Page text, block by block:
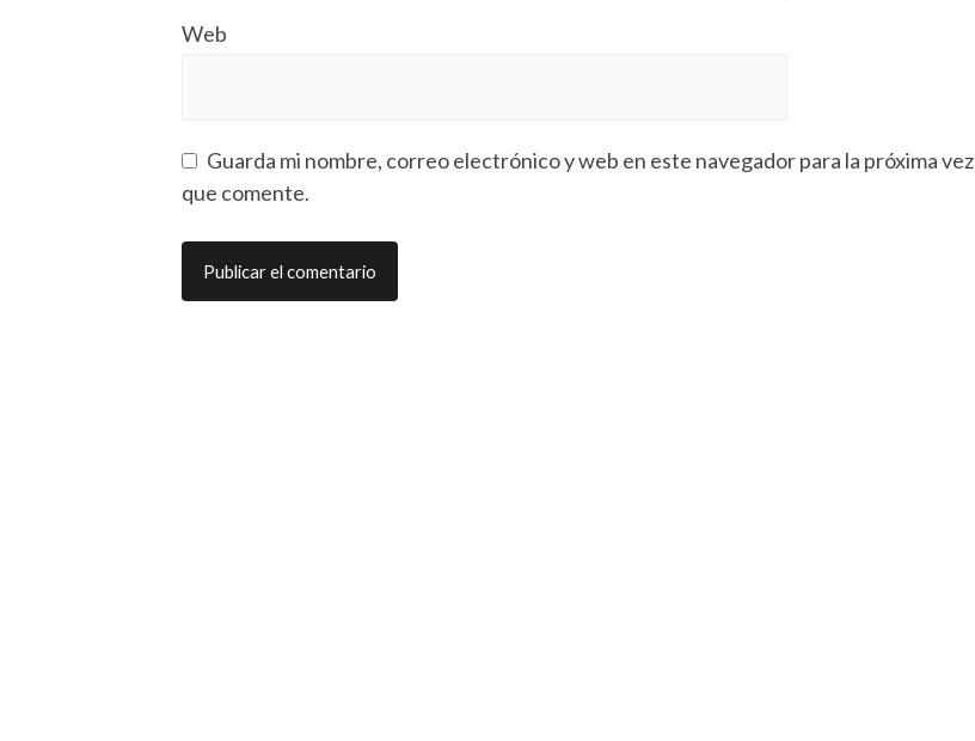
Web
Guarda mi nombre, correo electrónico y web en este navegador para la próxima vez
que comente.